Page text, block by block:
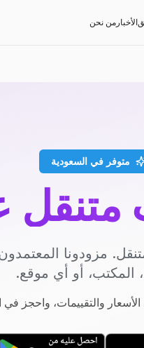
الأخبار من نحن
متوفر في السعودية
مزودونا
المكتب، أو أي موقع.
والتقييمات، واحجز